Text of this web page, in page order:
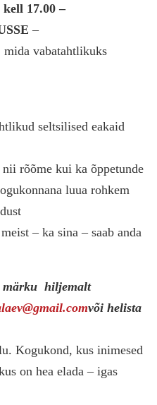
17.00 –
–
mida vabatahtlikuks
seltsilised eakaid
rõõme kui ka õppetunde
luua rohkem
– ka sina – saab anda
märku hiljemalt
comvõi helista
Kogukond, kus inimesed
on hea elada – igas